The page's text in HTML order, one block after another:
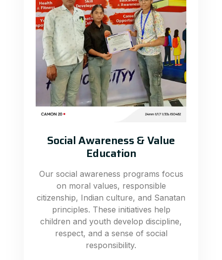
Social Awareness & Value
Education
Our social awareness programs focus
on moral values, responsible
citizenship, Indian culture, and Sanatan
principles. These initiatives help
children and youth develop discipline,
respect, and a sense of social
responsibility.